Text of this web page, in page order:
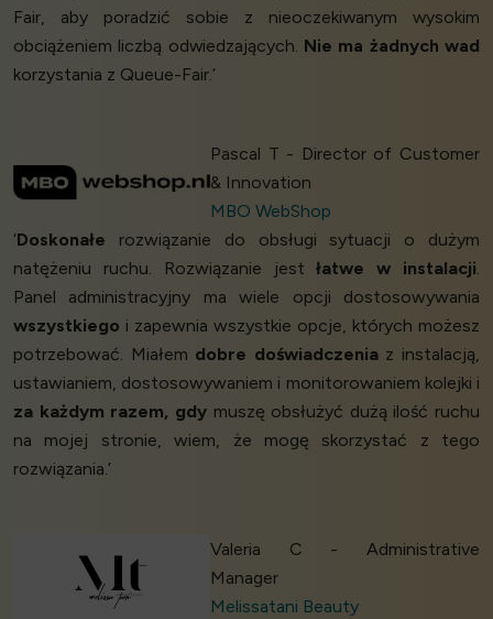
Fair, aby poradzić sobie z nieoczekiwanym wysokim
obciążeniem liczbą odwiedzających. Nie ma żadnych wad
korzystania z Queue-Fair.’
Pascal T - Director of Customer
& Innovation
MBO WebShop
‘Doskonałe rozwiązanie do obsługi sytuacji o dużym
natężeniu ruchu. Rozwiązanie jestłatwe w instalacji.
Panel administracyjny ma wiele opcji dostosowywania
wszystkiego i zapewnia wszystkie opcje, których możesz
potrzebować. Miałem dobre doświadczeniaz instalacją,
ustawianiem, dostosowywaniem i monitorowaniem kolejki i
za każdym razem, gdymuszę obsłużyć dużą ilość ruchu
na mojej stronie, wiem, że mogę skorzystać z tego
rozwiązania.’
Valeria C - Administrative
Manager
Melissatani Beauty